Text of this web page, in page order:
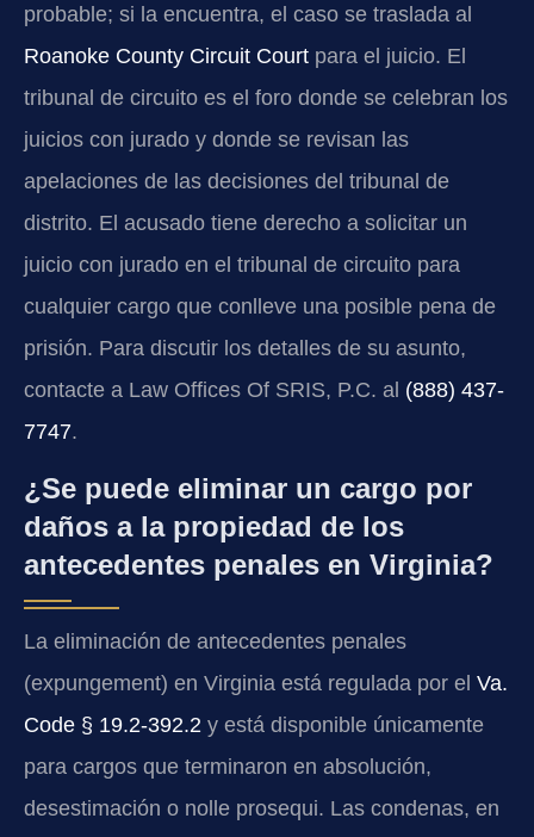
probable; si la encuentra, el caso se traslada al
Roanoke County Circuit Court para el juicio. El
tribunal de circuito es el foro donde se celebran los
juicios con jurado y donde se revisan las
apelaciones de las decisiones del tribunal de
distrito. El acusado tiene derecho a solicitar un
juicio con jurado en el tribunal de circuito para
cualquier cargo que conlleve una posible pena de
prisión. Para discutir los detalles de su asunto,
contacte a Law Offices Of SRIS, P.C. al (888) 437-
7747.
¿Se puede eliminar un cargo por
daños a la propiedad de los
antecedentes penales en Virginia?
La eliminación de antecedentes penales
(expungement) en Virginia está regulada por el Va.
Code § 19.2-392.2 y está disponible únicamente
para cargos que terminaron en absolución,
desestimación o nolle prosequi. Las condenas, en